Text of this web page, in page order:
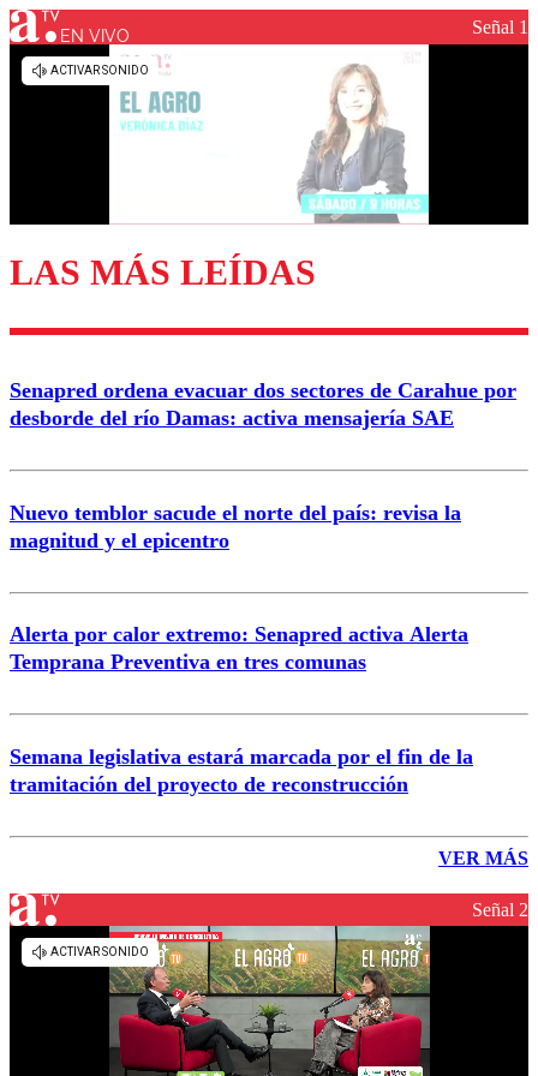
EN VIVO Señal 1
LAS MÁS LEÍDAS
Senapred ordena evacuar dos sectores de Carahue por
desborde del río Damas: activa mensajería SAE
Nuevo temblor sacude el norte del país: revisa la
magnitud y el epicentro
Alerta por calor extremo: Senapred activa Alerta
Temprana Preventiva en tres comunas
Semana legislativa estará marcada por el fin de la
tramitación del proyecto de reconstrucción
VER MÁS
Señal 2